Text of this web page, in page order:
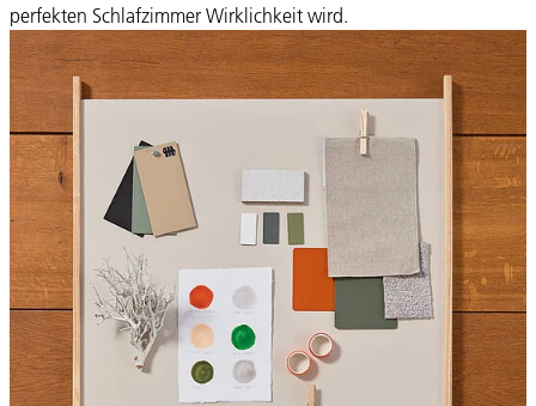
perfekten Schlafzimmer Wirklichkeit wird.